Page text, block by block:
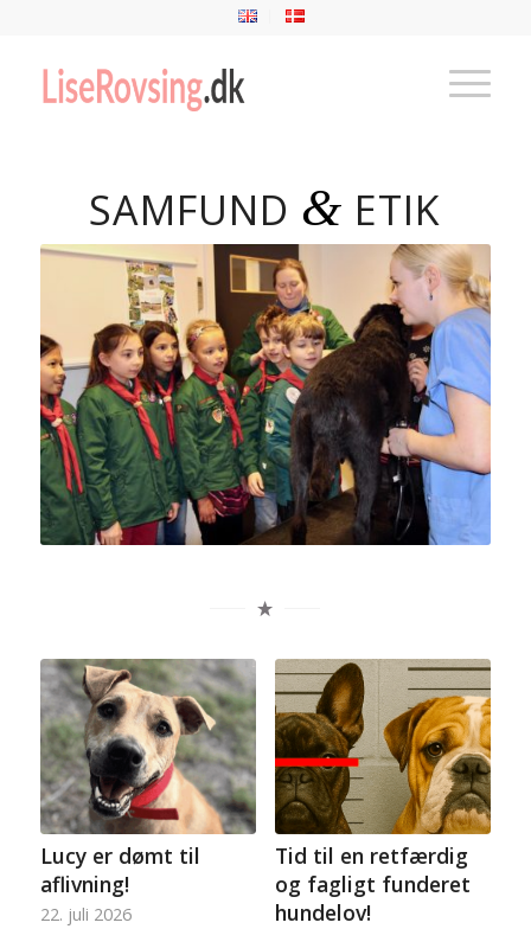
SAMFUND & ETIK
Lucy er dømt til
aflivning!
22. juli 2026
Tid til en retfærdig
og fagligt funderet
hundelov!